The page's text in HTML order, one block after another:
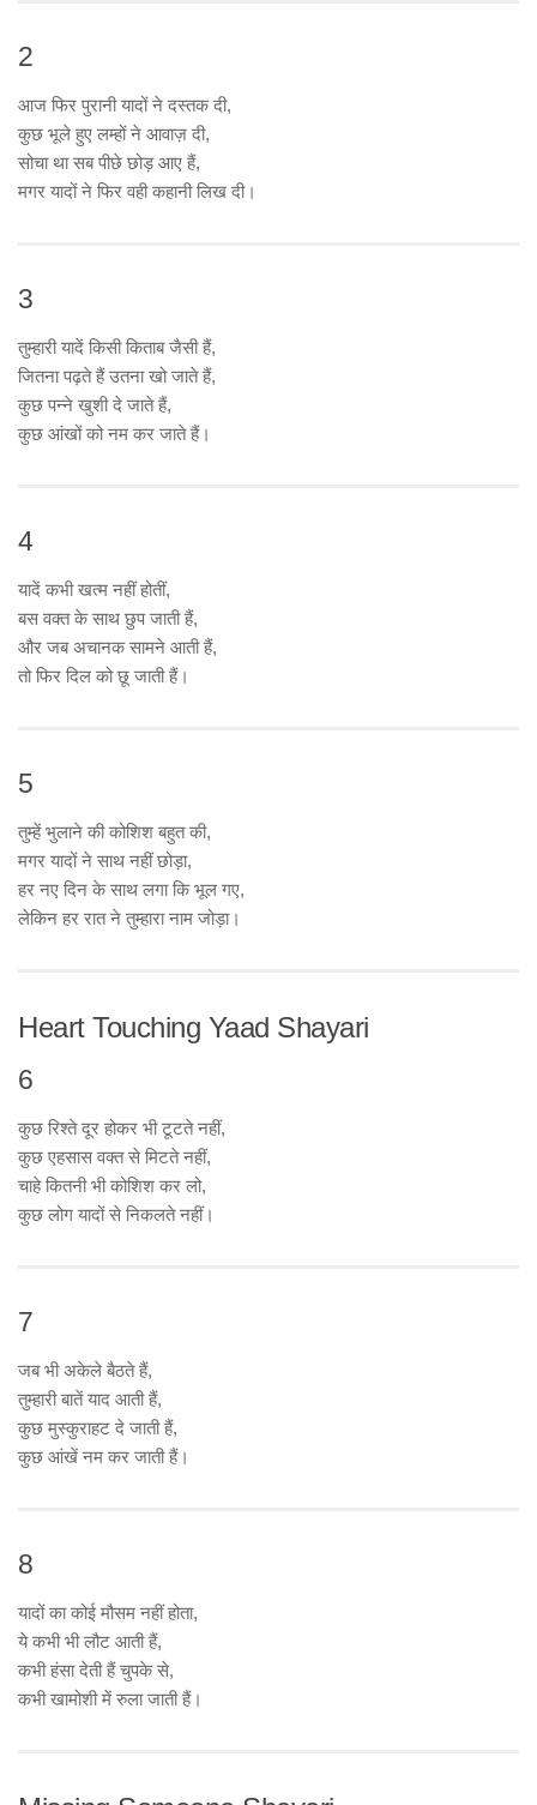
2
आज फिर पुरानी यादों ने दस्तक दी,
कुछ भूले हुए लम्हों ने आवाज़ दी,
सोचा था सब पीछे छोड़ आए हैं,
मगर यादों ने फिर वही कहानी लिख दी।
3
तुम्हारी यादें किसी किताब जैसी हैं,
जितना पढ़ते हैं उतना खो जाते हैं,
कुछ पन्ने खुशी दे जाते हैं,
कुछ आंखों को नम कर जाते हैं।
4
यादें कभी खत्म नहीं होतीं,
बस वक्त के साथ छुप जाती हैं,
और जब अचानक सामने आती हैं,
तो फिर दिल को छू जाती हैं।
5
तुम्हें भुलाने की कोशिश बहुत की,
मगर यादों ने साथ नहीं छोड़ा,
हर नए दिन के साथ लगा कि भूल गए,
लेकिन हर रात ने तुम्हारा नाम जोड़ा।
Heart Touching Yaad Shayari
6
कुछ रिश्ते दूर होकर भी टूटते नहीं,
कुछ एहसास वक्त से मिटते नहीं,
चाहे कितनी भी कोशिश कर लो,
कुछ लोग यादों से निकलते नहीं।
7
जब भी अकेले बैठते हैं,
तुम्हारी बातें याद आती हैं,
कुछ मुस्कुराहट दे जाती हैं,
कुछ आंखें नम कर जाती हैं।
8
यादों का कोई मौसम नहीं होता,
ये कभी भी लौट आती हैं,
कभी हंसा देती हैं चुपके से,
कभी खामोशी में रुला जाती हैं।